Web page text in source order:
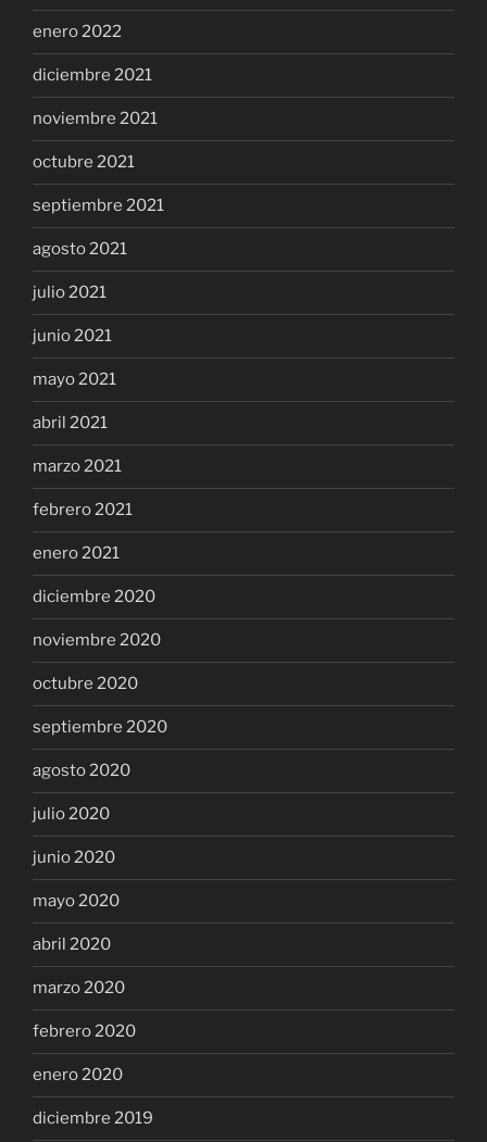
enero 2022
diciembre 2021
noviembre 2021
octubre 2021
septiembre 2021
agosto 2021
julio 2021
junio 2021
mayo 2021
abril 2021
marzo 2021
febrero 2021
enero 2021
diciembre 2020
noviembre 2020
octubre 2020
septiembre 2020
agosto 2020
julio 2020
junio 2020
mayo 2020
abril 2020
marzo 2020
febrero 2020
enero 2020
diciembre 2019